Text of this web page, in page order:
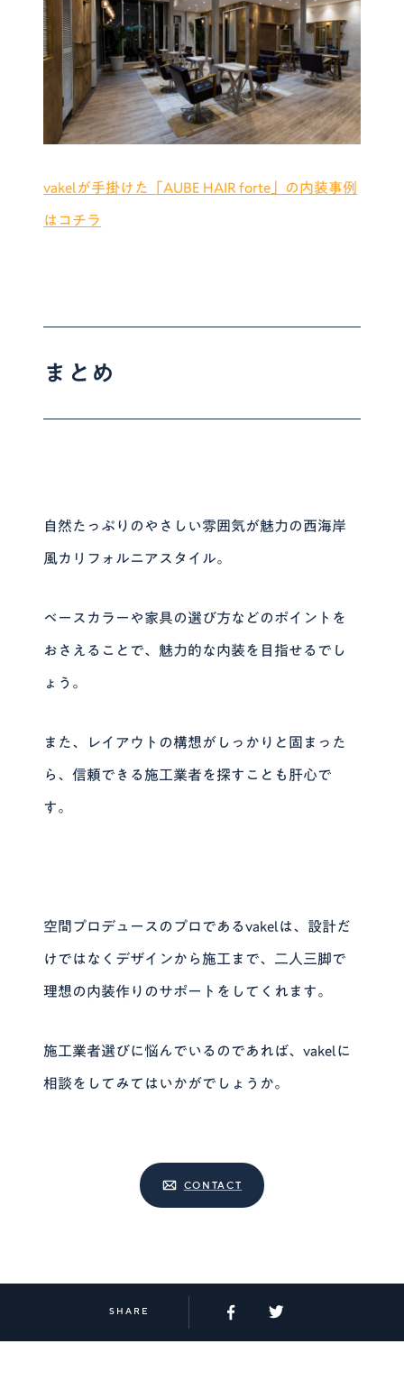
vakelが手掛けた「AUBE HAIR forte」の内装事例
はコチラ
まとめ
自然たっぷりのやさしい雰囲気が魅力の西海岸
風カリフォルニアスタイル。
ベースカラーや家具の選び方などのポイントを
おさえることで、魅力的な内装を目指せるでし
ょう。
また、レイアウトの構想がしっかりと固まった
ら、信頼できる施工業者を探すことも肝心で
す。
空間プロデュースのプロであるvakelは、設計だ
けではなくデザインから施工まで、二人三脚で
理想の内装作りのサポートをしてくれます。
施工業者選びに悩んでいるのであれば、vakelに
相談をしてみてはいかがでしょうか。
CONTACT
SHARE